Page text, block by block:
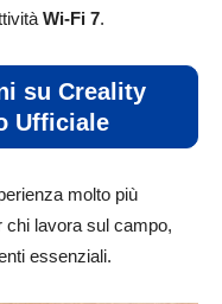
Wi-Fi 7.
su Creality
Ufficiale
molto più
chi lavora sul campo,
essenziali.